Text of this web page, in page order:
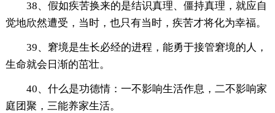
38、假如疾苦换来的是结识真理、僵持真理，就应自
觉地欣然遭受，当时，也只有当时，疾苦才将化为幸福。
39、窘境是生长必经的进程，能勇于接管窘境的人，
生命就会日渐的茁壮。
40、什么是功德情：一不影响生活作息，二不影响家
庭团聚，三能养家生活。